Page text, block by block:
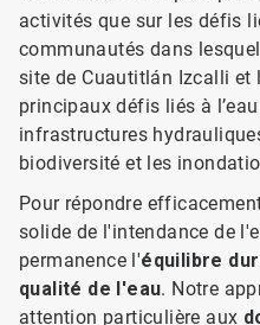
activités que sur les défis
communautés dans
site de Cuautitlán Izcalli et
principaux défis liés à
infrastructures
biodiversité et les
Pour répondre
solide de l'intendance de
permanence l'équilibre
qualité de l'eau. Notre
attention particulière aux